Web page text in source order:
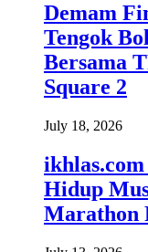
Demam
Tengok
Bersama
Square 2
July 18, 2026
Hidup
Marathon